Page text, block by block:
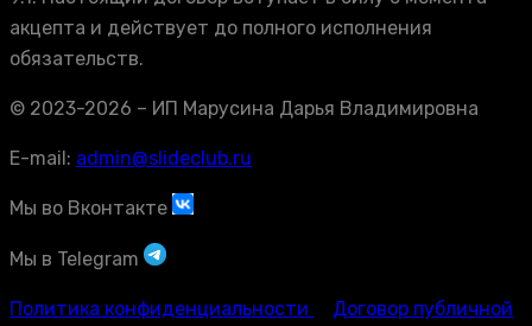
акцепта и действует до полного исполнения
обязательств.
© 2023-2026 – ИП Марусина Дарья Владимировна
E-mail: admin@slideclub.ru
Мы во Вконтакте
Мы в Telegram
Политика конфиденциальности
Договор публичной